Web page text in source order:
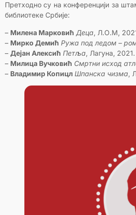
Претходно су на конференцији за
библиотеке Србије:
– Милена Марковић Деца, Л.О.М,
– Мирко Демић Ружа под ледом –
– Дејан Алексић Петља, Лагуна, 2021.
– Милица Вучковић Смртни исход
– Владимир Копицл Шпанска чизма,